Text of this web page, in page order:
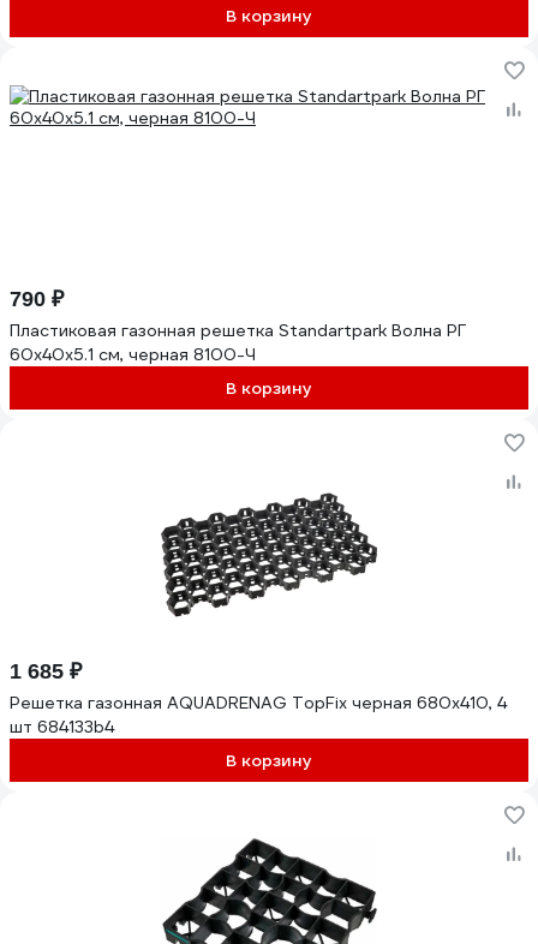
В корзину
790 ₽
Пластиковая газонная решетка Standartpark Волна РГ
60х40х5.1 см, черная 8100-Ч
В корзину
1 685 ₽
Решетка газонная AQUADRENAG TopFix черная 680x410, 4
шт 684133b4
В корзину